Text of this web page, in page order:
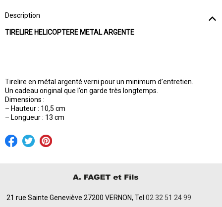
Description
TIRELIRE HELICOPTERE METAL ARGENTE
Tirelire en métal argenté verni pour un minimum d’entretien.
Un cadeau original que l’on garde très longtemps.
Dimensions :
– Hauteur : 10,5 cm
– Longueur : 13 cm
21 rue Sainte Geneviève 27200 VERNON, Tel 02 32 51 24 99